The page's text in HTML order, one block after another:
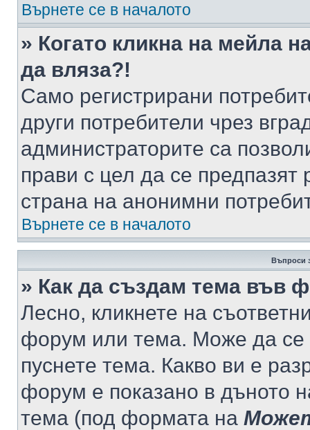
Върнете се в началото
» Когато кликна на мейла
да вляза?!
Само регистрирани
други потребители чрез
администраторите са
прави с цел да се предпазят
страна на анонимни
Върнете се в началото
Въпроси
» Как да създам тема във
Лесно, кликнете на
форум или тема. Може да се
пуснете тема. Какво ви е
форум е показано в дъното
тема (под формата на